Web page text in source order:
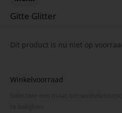
Gitte Glitter
Dit product is nu niet op
Winkelvoorraad